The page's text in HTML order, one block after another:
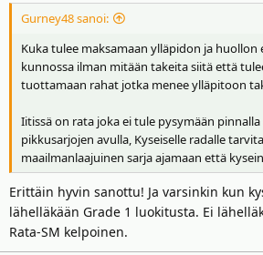
Gurney48 sanoi:
Kuka tulee maksamaan ylläpidon ja huollon
kunnossa ilman mitään takeita siitä että
tuottamaan rahat jotka menee ylläpitoon
Iitissä on rata joka ei tule pysymään
pikkusarjojen avulla, Kyseiselle radalle
maailmanlaajuinen sarja ajamaan että
Erittäin hyvin sanottu! Ja varsinkin kun
lähelläkään Grade 1 luokitusta. Ei
Rata-SM kelpoinen.